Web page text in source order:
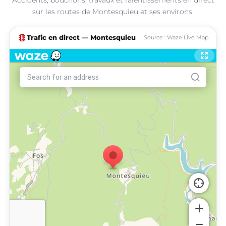
sur les routes de Montesquieu et ses environs.
traffic Trafic en direct — Montesquieu Source : Waze Live Map